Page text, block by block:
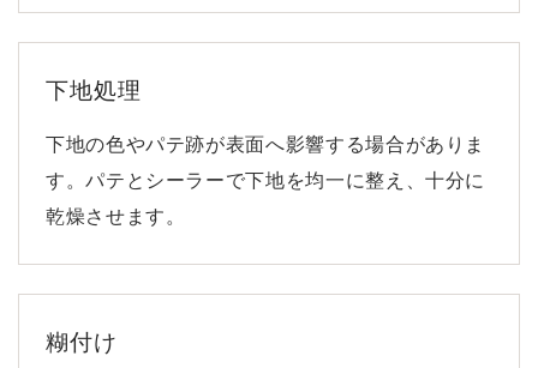
下地処理
下地の色やパテ跡が表面へ影響する場合がありま
す。パテとシーラーで下地を均一に整え、十分に
乾燥させます。
糊付け